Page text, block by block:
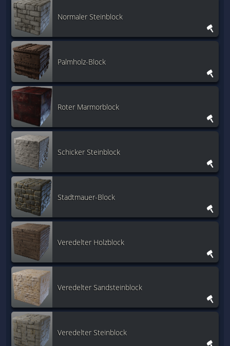
Normaler Steinblock
Palmholz-Block
Roter Marmorblock
Schicker Steinblock
Stadtmauer-Block
Veredelter Holzblock
Veredelter Sandsteinblock
Veredelter Steinblock